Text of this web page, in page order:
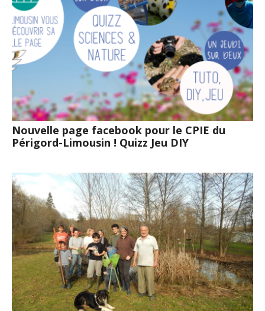
Nouvelle page facebook pour le CPIE du
Périgord-Limousin ! Quizz Jeu DIY